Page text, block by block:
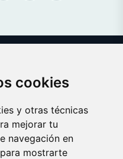
cookies
y otras técnicas
mejorar tu
navegación en
mostrarte